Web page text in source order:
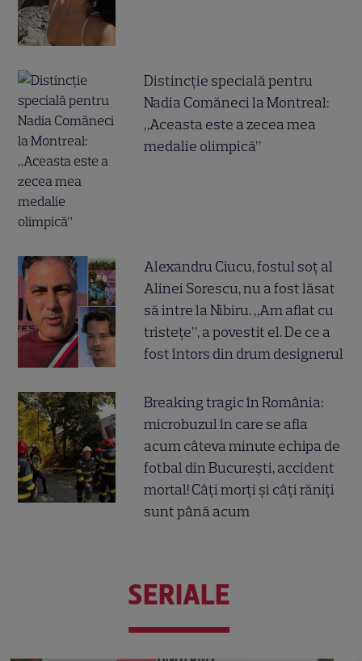
Distincție specială pentru
Nadia Comăneci la Montreal:
„Aceasta este a zecea mea
medalie olimpică”
Alexandru Ciucu, fostul soț al
Alinei Sorescu, nu a fost lăsat
să intre la Nibiru. „Am aflat cu
tristețe”, a povestit el. De ce a
fost întors din drum designerul
Breaking tragic în România:
microbuzul în care se afla
acum câteva minute echipa de
fotbal din București, accident
mortal! Câți morți și câți răniți
sunt până acum
SERIALE